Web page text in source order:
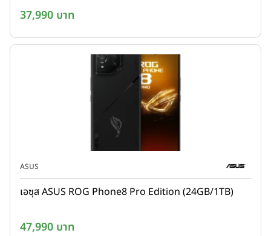
37,990 บาท
ASUS
เอซุส ASUS ROG Phone8 Pro Edition (24GB/1TB)
47,990 บาท